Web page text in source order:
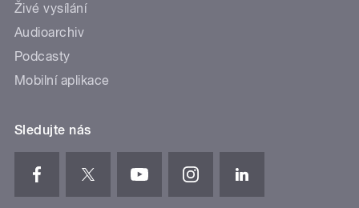
Živé vysílání
Audioarchiv
Podcasty
Mobilní aplikace
Sledujte nás